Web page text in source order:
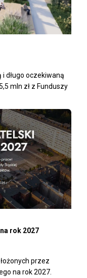
i długo oczekiwaną
mln zł z Funduszy
rok 2027
przez
na rok 2027.